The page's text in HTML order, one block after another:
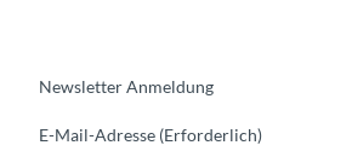
Newsletter Anmeldung
E-Mail-Adresse (Erforderlich)